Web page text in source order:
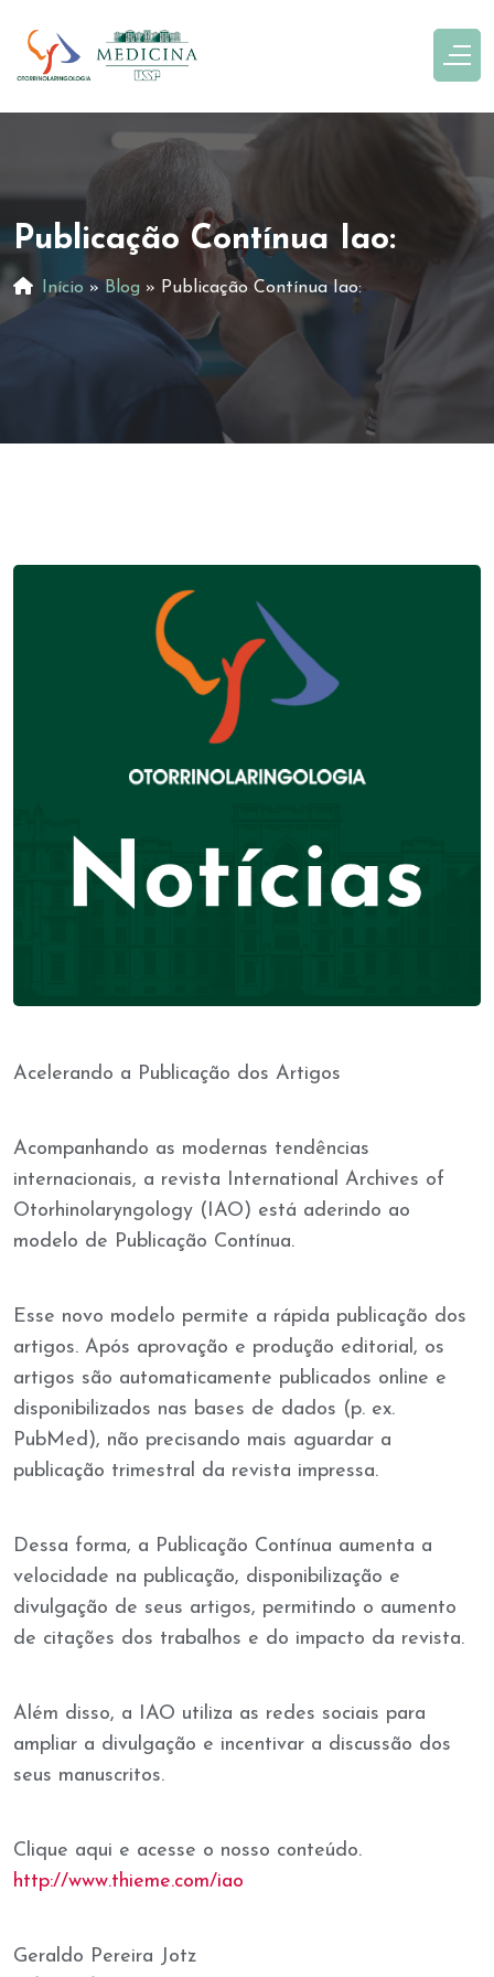
Publicação Contínua Iao:
Início » Blog » Publicação Contínua Iao:
Acelerando a Publicação dos Artigos
Acompanhando as modernas tendências
internacionais, a revista International Archives of
Otorhinolaryngology (IAO) está aderindo ao
modelo de Publicação Contínua.
Esse novo modelo permite a rápida publicação dos
artigos. Após aprovação e produção editorial, os
artigos são automaticamente publicados online e
disponibilizados nas bases de dados (p. ex.
PubMed), não precisando mais aguardar a
publicação trimestral da revista impressa.
Dessa forma, a Publicação Contínua aumenta a
velocidade na publicação, disponibilização e
divulgação de seus artigos, permitindo o aumento
de citações dos trabalhos e do impacto da revista.
Além disso, a IAO utiliza as redes sociais para
ampliar a divulgação e incentivar a discussão dos
seus manuscritos.
Clique aqui e acesse o nosso conteúdo.
http://www.thieme.com/iao
Geraldo Pereira Jotz